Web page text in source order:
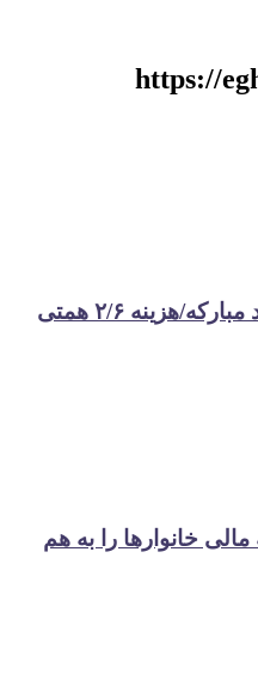
https://
📸 بریزوبپاش‌های عجیب فولاد مبارکه/هزینه ۲/۶ همتی
خانوارها را به هم